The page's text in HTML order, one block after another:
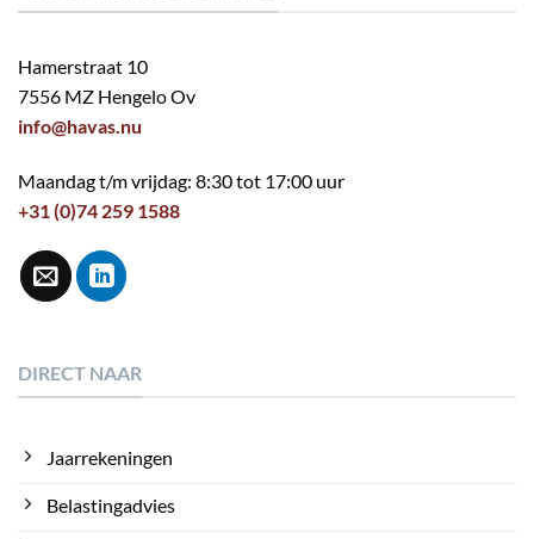
Hamerstraat 10
7556 MZ Hengelo Ov
info@havas.nu
Maandag t/m vrijdag: 8:30 tot 17:00 uur
+31 (0)74 259 1588
DIRECT NAAR
Jaarrekeningen
Belastingadvies